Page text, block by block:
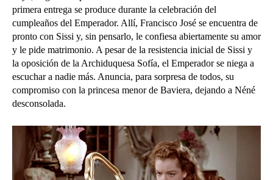
primera entrega se produce durante la celebración del
cumpleaños del Emperador. Allí, Francisco José se encuentra de
pronto con Sissi y, sin pensarlo, le confiesa abiertamente su amor
y le pide matrimonio. A pesar de la resistencia inicial de Sissi y
la oposición de la Archiduquesa Sofía, el Emperador se niega a
escuchar a nadie más. Anuncia, para sorpresa de todos, su
compromiso con la princesa menor de Baviera, dejando a Néné
desconsolada.